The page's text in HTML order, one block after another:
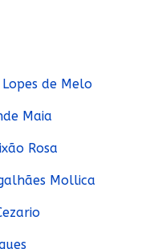
de Melo
Maia
Rosa
Mollica